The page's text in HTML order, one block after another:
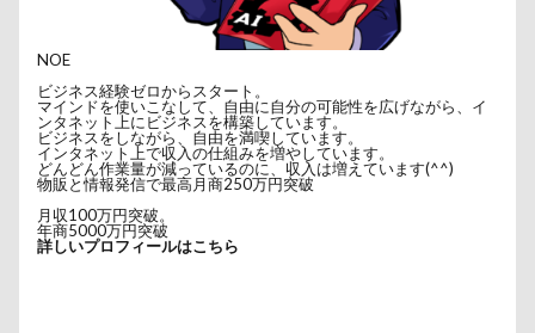
NOE
ビジネス経験ゼロからスタート。
マインドを使いこなして、自由に自分の可能性を広げながら、イ
ンタネット上にビジネスを構築しています。
ビジネスをしながら、自由を満喫しています。
インタネット上で収入の仕組みを増やしています。
どんどん作業量が減っているのに、収入は増えています(^^)
物販と情報発信で最高月商250万円突破
月収100万円突破。
年商5000万円突破
詳しいプロフィールはこちら